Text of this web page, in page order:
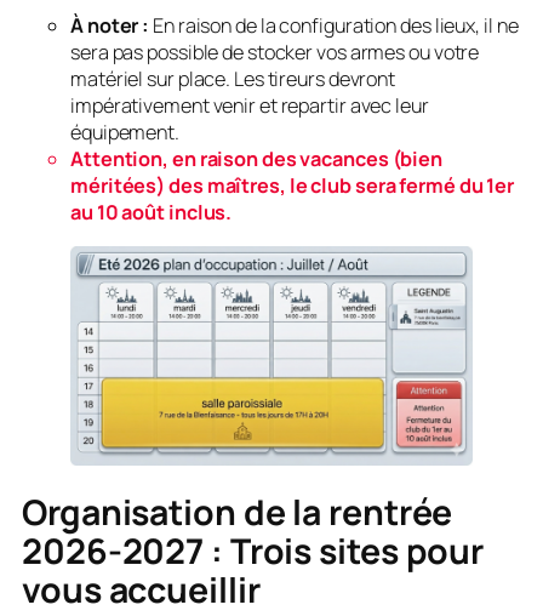
À noter : En raison de la configuration des lieux, il ne
sera pas possible de stocker vos armes ou votre
matériel sur place. Les tireurs devront
impérativement venir et repartir avec leur
équipement.
Attention, en raison des vacances (bien
méritées) des maîtres, le club sera fermé du 1er
au 10 août inclus.
Organisation de la rentrée
2026-2027 : Trois sites pour
vous accueillir